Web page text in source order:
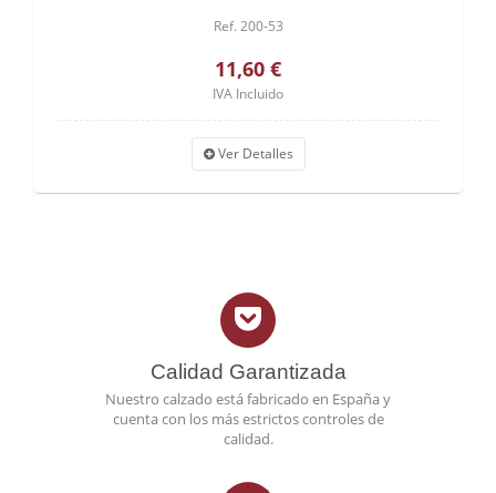
Ref. 200-53
11,60 €
IVA Incluido
Ver Detalles
Calidad Garantizada
Nuestro calzado está fabricado en España y
cuenta con los más estrictos controles de
calidad.